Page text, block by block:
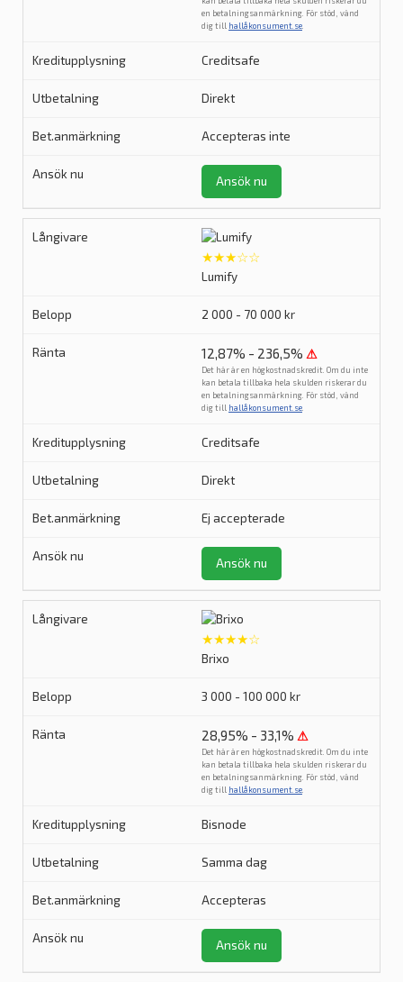
en betalningsanmärkning. För stöd, vänd
dig till hallåkonsument.se
Creditsafe
Direkt
Accepteras inte
Ansök nu
★★★☆☆
Lumify
2 000 - 70 000 kr
12,87% - 236,5% ⚠
Det här är en högkostnadskredit. Om du inte
kan betala tillbaka hela skulden riskerar du
en betalningsanmärkning. För stöd, vänd
dig till hallåkonsument.se
Creditsafe
Direkt
Ej accepterade
Ansök nu
★★★★☆
Brixo
3 000 - 100 000 kr
28,95% - 33,1% ⚠
Det här är en högkostnadskredit. Om du inte
kan betala tillbaka hela skulden riskerar du
en betalningsanmärkning. För stöd, vänd
dig till hallåkonsument.se
Bisnode
Samma dag
Accepteras
Ansök nu